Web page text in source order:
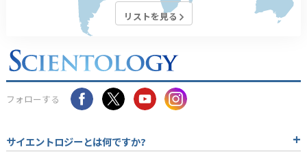
リストを見る
フォローする
サイエントロジーとは何ですか?